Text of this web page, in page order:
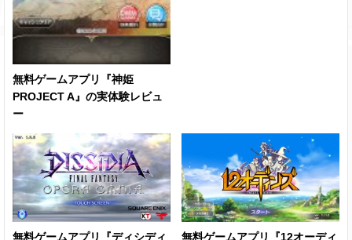
無料ゲームアプリ『神姫
PROJECT A』の実体験レビュ
ー
無料ゲームアプリ『ディシディ
無料ゲームアプリ『12オーディ